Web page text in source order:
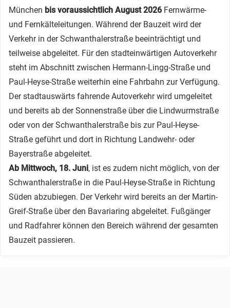
München bis voraussichtlich August 2026 Fernwärme-
und Fernkälteleitungen. Während der Bauzeit wird der
Verkehr in der Schwanthalerstraße beeinträchtigt und
teilweise abgeleitet. Für den stadteinwärtigen Autoverkehr
steht im Abschnitt zwischen Hermann-Lingg-Straße und
Paul-Heyse-Straße weiterhin eine Fahrbahn zur Verfügung.
Der stadtauswärts fahrende Autoverkehr wird umgeleitet
und bereits ab der Sonnenstraße über die Lindwurmstraße
oder von der Schwanthalerstraße bis zur Paul-Heyse-
Straße geführt und dort in Richtung Landwehr- oder
Bayerstraße abgeleitet.
Ab Mittwoch, 18. Juni, ist es zudem nicht möglich, von der
Schwanthalerstraße in die Paul-Heyse-Straße in Richtung
Süden abzubiegen. Der Verkehr wird bereits an der Martin-
Greif-Straße über den Bavariaring abgeleitet. Fußgänger
und Radfahrer können den Bereich während der gesamten
Bauzeit passieren.